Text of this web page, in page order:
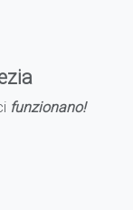
funzionano!